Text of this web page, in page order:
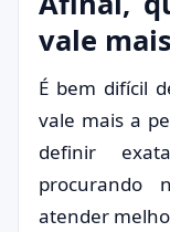
vale
É bem difícil
vale mais a
definir
procurando
atender